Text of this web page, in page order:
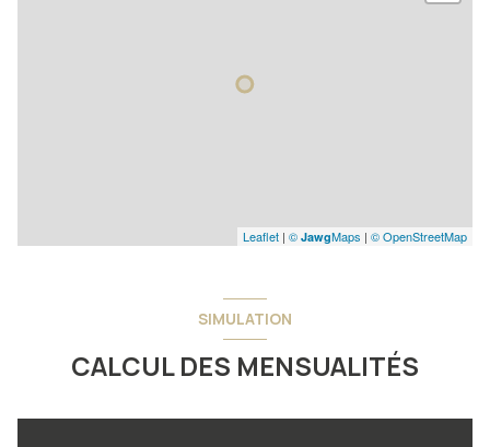
Leaflet | © JawgMaps | © OpenStreetMap
SIMULATION
CALCUL DES MENSUALITÉS